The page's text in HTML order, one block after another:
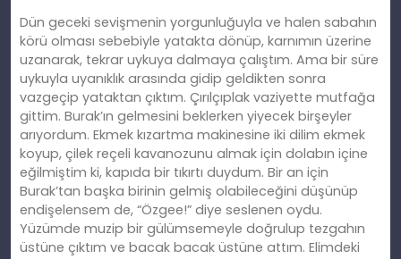
Dün geceki sevişmenin yorgunluğuyla ve halen sabahın
körü olması sebebiyle yatakta dönüp, karnımın üzerine
uzanarak, tekrar uykuya dalmaya çalıştım. Ama bir süre
uykuyla uyanıklık arasında gidip geldikten sonra
vazgeçip yataktan çıktım. Çırılçıplak vaziyette mutfağa
gittim. Burak’ın gelmesini beklerken yiyecek birşeyler
arıyordum. Ekmek kızartma makinesine iki dilim ekmek
koyup, çilek reçeli kavanozunu almak için dolabın içine
eğilmiştim ki, kapıda bir tıkırtı duydum. Bir an için
Burak’tan başka birinin gelmiş olabileceğini düşünüp
endişelensem de, “Özgee!” diye seslenen oydu.
Yüzümde muzip bir gülümsemeyle doğrulup tezgahın
üstüne çıktım ve bacak bacak üstüne attım. Elimdeki